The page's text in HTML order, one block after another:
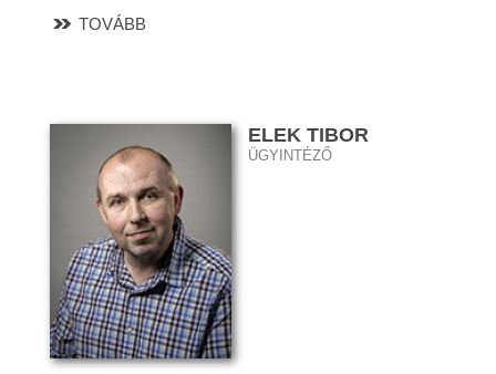
TOVÁBB
ELEK TIBOR
ÜGYINTÉZŐ